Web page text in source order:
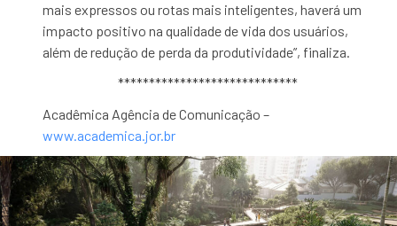
mais expressos ou rotas mais inteligentes, haverá um
impacto positivo na qualidade de vida dos usuários,
além de redução de perda da produtividade”, finaliza.
*****************************
Acadêmica Agência de Comunicação –
www.academica.jor.br